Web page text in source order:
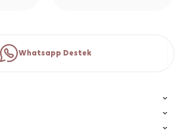
Whatsapp Destek